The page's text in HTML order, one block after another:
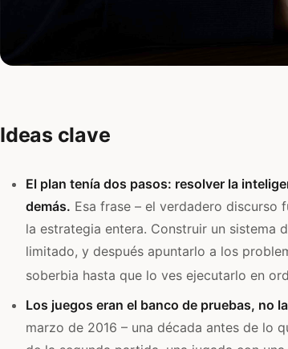
Ideas clave
El plan tenía dos pasos: resolver la
demás. Esa frase – el verdadero discurso
la estrategia entera. Construir un sistema
limitado, y después apuntarlo a los
soberbia hasta que lo ves ejecutarlo en
Los juegos eran el banco de pruebas, no
marzo de 2016 – una década antes de lo